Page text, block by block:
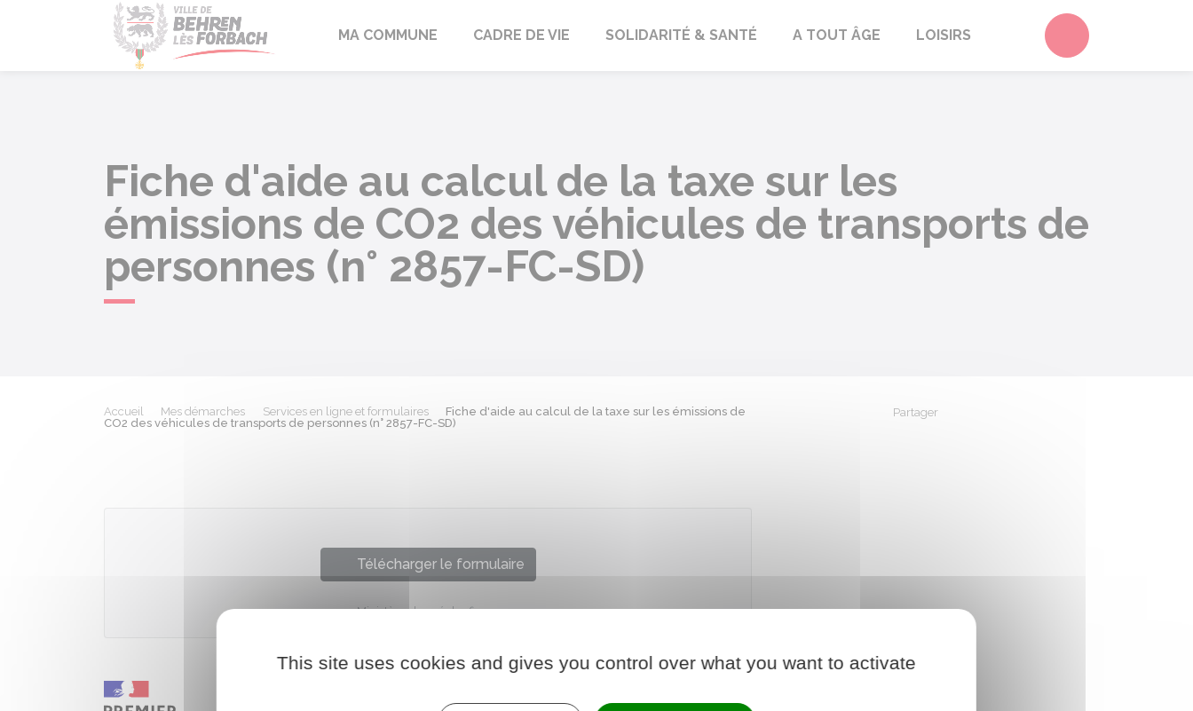
Behren-lès-Forbach
MA COMMUNE CADRE DE VIE SOLIDARITÉ & SANTÉ A TOUT ÂGE LOISIRS Accéder au
Fiche d'aide au calcul de la taxe sur les
émissions de CO2 des véhicules de transports de
personnes (n° 2857-FC-SD)
Accueil Mes démarches Services en ligne et formulaires
Fiche d'aide au calcul de la taxe sur les émissions de
CO2 des véhicules de transports de personnes (n° 2857-FC-SD)
Partager
Télécharger le formulaire
Ministère chargé des finances
This site uses cookies and gives you control over what you want to activate